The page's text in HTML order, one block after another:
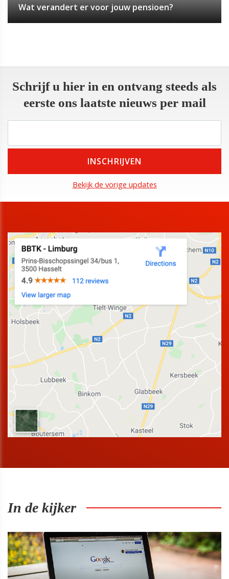
Wat verandert er voor jouw pensioen?
Schrijf u hier in en ontvang steeds als
eerste ons laatste nieuws per mail
Bekijk de vorige updates
In de kijker